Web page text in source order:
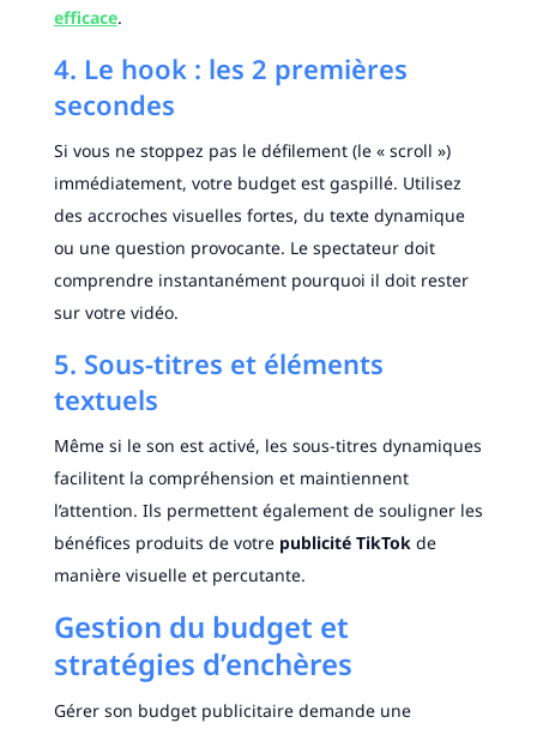
efficace.
4. Le hook : les 2 premières
secondes
Si vous ne stoppez pas le défilement (le « scroll »)
immédiatement, votre budget est gaspillé. Utilisez
des accroches visuelles fortes, du texte dynamique
ou une question provocante. Le spectateur doit
comprendre instantanément pourquoi il doit rester
sur votre vidéo.
5. Sous-titres et éléments
textuels
Même si le son est activé, les sous-titres dynamiques
facilitent la compréhension et maintiennent
l’attention. Ils permettent également de souligner les
bénéfices produits de votre publicité TikTokde
manière visuelle et percutante.
Gestion du budget et
stratégies d’enchères
Gérer son budget publicitaire demande une